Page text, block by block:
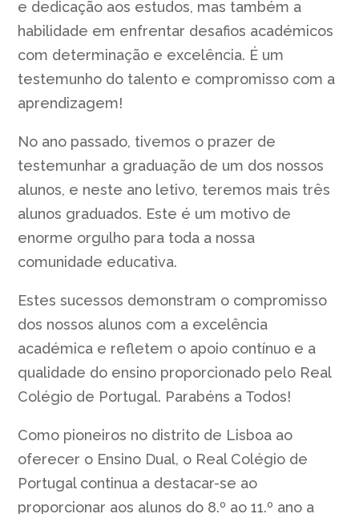
e dedicação aos estudos, mas também a
habilidade em enfrentar desafios académicos
com determinação e excelência. É um
testemunho do talento e compromisso com a
aprendizagem!
No ano passado, tivemos o prazer de
testemunhar a graduação de um dos nossos
alunos, e neste ano letivo, teremos mais três
alunos graduados. Este é um motivo de
enorme orgulho para toda a nossa
comunidade educativa.
Estes sucessos demonstram o compromisso
dos nossos alunos com a excelência
académica e refletem o apoio contínuo e a
qualidade do ensino proporcionado pelo Real
Colégio de Portugal. Parabéns a Todos!
Como pioneiros no distrito de Lisboa ao
oferecer o Ensino Dual, o Real Colégio de
Portugal continua a destacar-se ao
proporcionar aos alunos do 8.º ao 11.º ano a